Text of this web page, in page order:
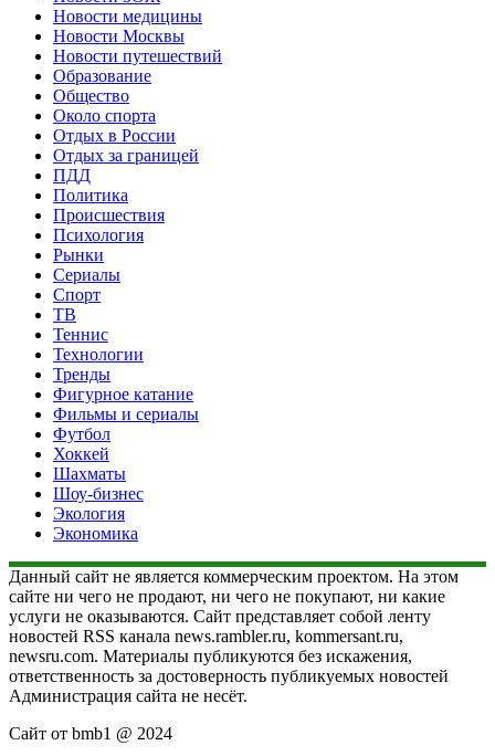
Новости медицины
Новости Москвы
Новости путешествий
Образование
Общество
Около спорта
Отдых в России
Отдых за границей
ПДД
Политика
Происшествия
Психология
Рынки
Сериалы
Спорт
ТВ
Теннис
Технологии
Тренды
Фигурное катание
Фильмы и сериалы
Футбол
Хоккей
Шахматы
Шоу-бизнес
Экология
Экономика
Данный сайт не является коммерческим проектом. На этом
сайте ни чего не продают, ни чего не покупают, ни какие
услуги не оказываются. Сайт представляет собой ленту
новостей RSS канала news.rambler.ru, kommersant.ru,
newsru.com. Материалы публикуются без искажения,
ответственность за достоверность публикуемых новостей
Администрация сайта не несёт.
Сайт от bmb1 @ 2024